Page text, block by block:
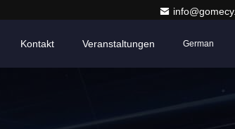
Kontakt Veranstaltungen German